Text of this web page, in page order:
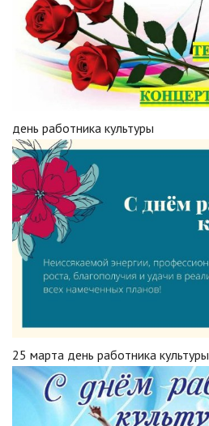
день работника культуры
25 марта день работника культуры